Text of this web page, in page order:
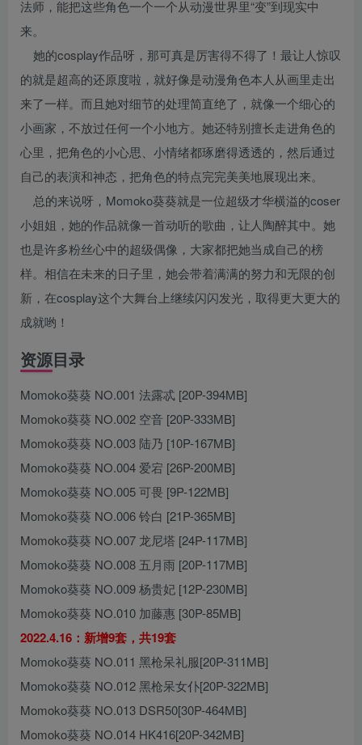
法师，能把这些角色一个一个从动漫世界里“变”到现实中
来。
她的cosplay作品呀，那可真是厉害得不得了！最让人惊叹
的就是超高的还原度啦，就好像是动漫角色本人从画里走出
来了一样。而且她对细节的处理简直绝了，就像一个细心的
小画家，不放过任何一个小地方。她还特别擅长走进角色的
心里，把角色的小心思、小情绪都琢磨得透透的，然后通过
自己的表演和神态，把角色的特点完完美美地展现出来。
总的来说呀，Momoko葵葵就是一位超级才华横溢的coser
小姐姐，她的作品就像一首动听的歌曲，让人陶醉其中。她
也是许多粉丝心中的超级偶像，大家都把她当成自己的榜
样。相信在未来的日子里，她会带着满满的努力和无限的创
新，在cosplay这个大舞台上继续闪闪发光，取得更大更大的
成就哟！
资源目录
Momoko葵葵 NO.001 法露忒 [20P-394MB]
Momoko葵葵 NO.002 空音 [20P-333MB]
Momoko葵葵 NO.003 陆乃 [10P-167MB]
Momoko葵葵 NO.004 爱宕 [26P-200MB]
Momoko葵葵 NO.005 可畏 [9P-122MB]
Momoko葵葵 NO.006 铃白 [21P-365MB]
Momoko葵葵 NO.007 龙尼塔 [24P-117MB]
Momoko葵葵 NO.008 五月雨 [20P-117MB]
Momoko葵葵 NO.009 杨贵妃 [12P-230MB]
Momoko葵葵 NO.010 加藤惠 [30P-85MB]
2022.4.16：新增9套，共19套
Momoko葵葵 NO.011 黑枪呆礼服[20P-311MB]
Momoko葵葵 NO.012 黑枪呆女仆[20P-322MB]
Momoko葵葵 NO.013 DSR50[30P-464MB]
Momoko葵葵 NO.014 HK416[20P-342MB]